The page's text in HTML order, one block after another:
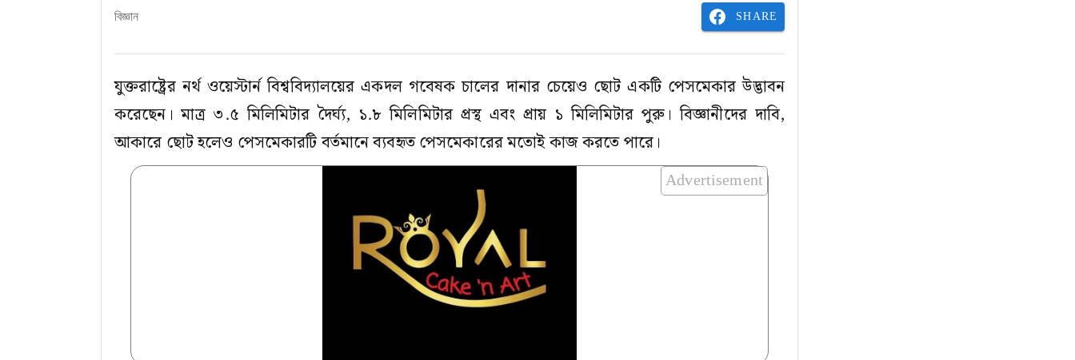
বিজ্ঞান SHARE
যুক্তরাষ্ট্রের নর্থ ওয়েস্টার্ন বিশ্ববিদ্যালয়ের একদল গবেষক চালের দানার চেয়েও ছোট একটি পেসমেকার উদ্ভাবন
করেছেন। মাত্র ৩.৫ মিলিমিটার দৈর্ঘ্য, ১.৮ মিলিমিটার প্রস্থ এবং প্রায় ১ মিলিমিটার পুরু। বিজ্ঞানীদের দাবি,
আকারে ছোট হলেও পেসমেকারটি বর্তমানে ব্যবহৃত পেসমেকারের মতোই কাজ করতে পারে।
Advertisement